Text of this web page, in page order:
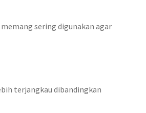
sering digunakan agar
terjangkau dibandingkan